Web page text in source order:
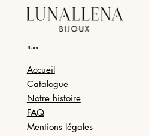
Menu
Accueil
Catalogue
Notre histoire
FAQ
Mentions légales